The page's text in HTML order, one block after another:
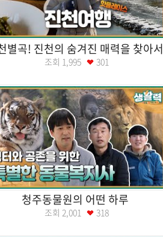
별곡! 진천의 숨겨진 매력을 찾아서
조회 1,995 301
청주동물원의 어떤 하루
조회 2,001 318